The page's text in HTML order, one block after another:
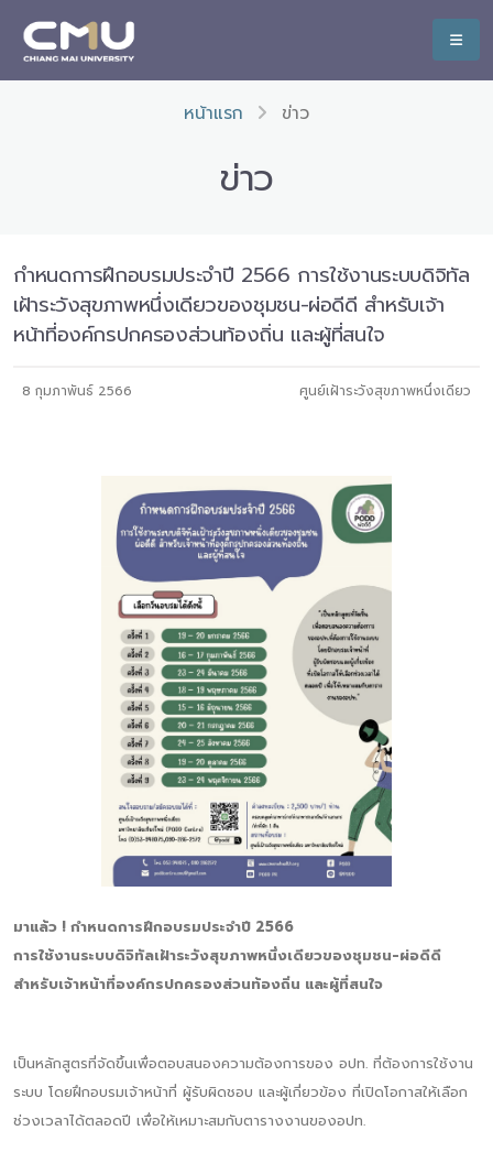
หน้าแรก ข่าว
ข่าว
กำหนดการฝึกอบรมประจำปี 2566 การใช้งานระบบดิจิทัล
เฝ้าระวังสุขภาพหนึ่งเดียวของชุมชน-ผ่อดีดี สำหรับเจ้า
หน้าที่องค์กรปกครองส่วนท้องถิ่น และผู้ที่สนใจ
8 กุมภาพันธ์ 2566 ศูนย์เฝ้าระวังสุขภาพหนึ่งเดียว
มาแล้ว ! กำหนดการฝึกอบรมประจำปี 2566
การใช้งานระบบดิจิทัลเฝ้าระวังสุขภาพหนึ่งเดียวของชุมชน-ผ่อดีดี
สำหรับเจ้าหน้าที่องค์กรปกครองส่วนท้องถิ่น และผู้ที่สนใจ
เป็นหลักสูตรที่จัดขึ้นเพื่อตอบสนองความต้องการของ อปท. ที่ต้องการใช้งาน
ระบบ โดยฝึกอบรมเจ้าหน้าที่ ผู้รับผิดชอบ และผู้เกี่ยวข้อง ที่เปิดโอกาสให้เลือก
ช่วงเวลาได้ตลอดปี เพื่อให้เหมาะสมกับตารางงานของอปท.